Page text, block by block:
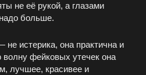
не её рукой, а глазами
больше.
истерика, она практична и
фейковых утечек она
лучшее, красивее и